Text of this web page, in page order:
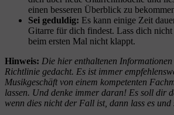
einen besseren Überblick zu
Sei geduldig: Es kann einige Zeit
Gitarre für dich findest. Lass dich
beim ersten Mal nicht klappt.
Hinweis: Die hier enthaltenen
Richtlinie gedacht. Es ist immer
Musikgeschäft von einem kompetenten
lassen. Und denke immer daran! Es soll dir
wenn dies nicht der Fall ist, dann lass es und